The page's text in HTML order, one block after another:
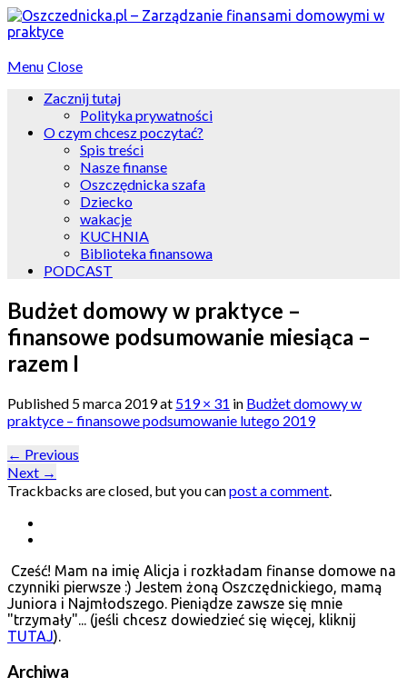
Menu Close
Zacznij tutaj
Polityka prywatności
O czym chcesz poczytać?
Spis treści
Nasze finanse
Oszczędnicka szafa
Dziecko
wakacje
KUCHNIA
Biblioteka finansowa
PODCAST
Budżet domowy w praktyce –
finansowe podsumowanie miesiąca –
razem I
Published 5 marca 2019at 519 × 31 in Budżet domowy w
praktyce – finansowe podsumowanie lutego 2019
← Previous
Next →
Trackbacks are closed, but you canpost a comment
Cześć! Mam na imię Alicja i rozkładam finanse domowe na
czynniki pierwsze :) Jestem żoną Oszczędnickiego, mamą
Juniora i Najmłodszego. Pieniądze zawsze się mnie
"trzymały"... (jeśli chcesz dowiedzieć się więcej, kliknij
TUTAJ).
Archiwa